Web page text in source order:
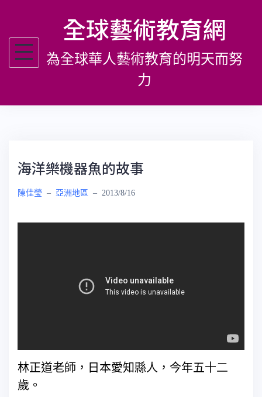
主
全球藝術教育網
為全球華人藝術教育的明天而努
力
海洋樂機器魚的故事
陳佳瑩 – 亞洲地區 – 2013/8/16
林正道老師，日本愛知縣人，今年五十二
歲。